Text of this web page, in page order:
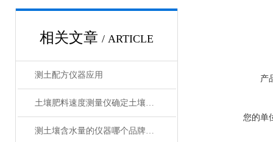
相关文章 / ARTICLE
测土配方仪器应用
土壤肥料速度测量仪确定土壤养分
测土壤含水量的仪器哪个品牌好？
产
您的单